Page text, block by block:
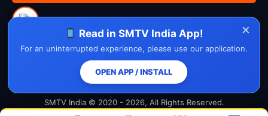
About UsContact Us DisclaimerPrivacy PolicyCookie Policy
Cancellation PolicyRefund PolicyTerms & Conditions
SMTV India © 2020 - 2026, All Rights Reserved.
×
Read in SMTV India App!
For an uninterrupted experience, please use our application.
OPEN APP / INSTALL